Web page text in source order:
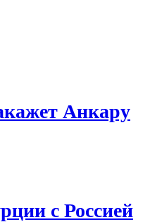
Анкару
с Россией